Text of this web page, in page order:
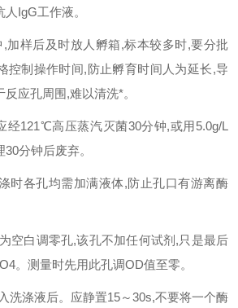
人 IgG工作液。
,加样后及时放人孵箱,标本较多时,要分批
控制操作时间,防止孵育时间人为延长,导
反应孔周围 ,难以清洗*。
经121℃高压蒸汽灭菌30分钟,或用 5.0g/L
30分钟后废弃。
时各孔均需加满液体,防止孔口有游离酶
空白调零孔,该孔不加任何试剂 ,只是最后
。测量时先用此孔调OD值至零。
洗涤液后。应静置15～30s,不要将一个酶